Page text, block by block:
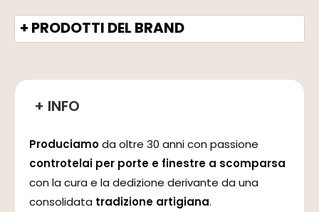
+ PRODOTTI DEL BRAND
+ INFO
Produciamoda oltre 30 anni con passione
controtelai per porte e finestre a scomparsa
con la cura e la dedizione derivante da una
consolidata tradizione artigiana.